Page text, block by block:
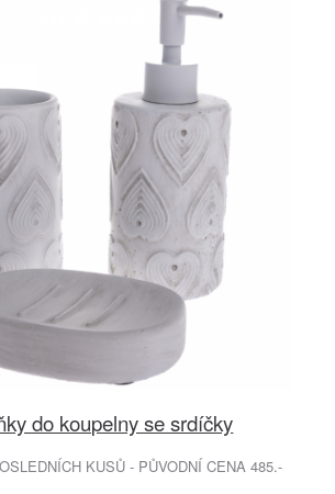
do koupelny se srdíčky
KUSŮ - PŮVODNÍ CENA 485.-